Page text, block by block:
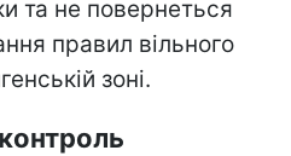
та не повернеться
правил вільного
зоні.